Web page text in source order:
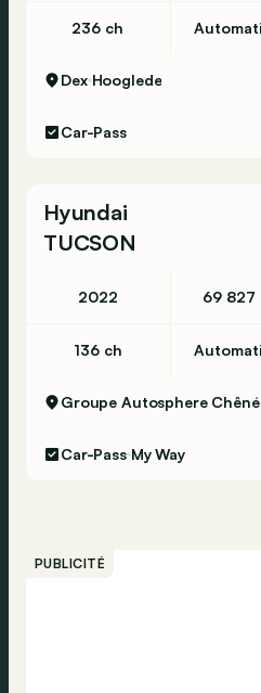
236 ch
Dex Hooglede
Car-Pass
Hyundai
TUCSON
2022 69 827
136 ch
Groupe Autosphere
Car-Pass My Way
PUBLICITÉ